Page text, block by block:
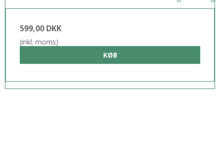
599,00 DKK
(inkl. moms)
KØB